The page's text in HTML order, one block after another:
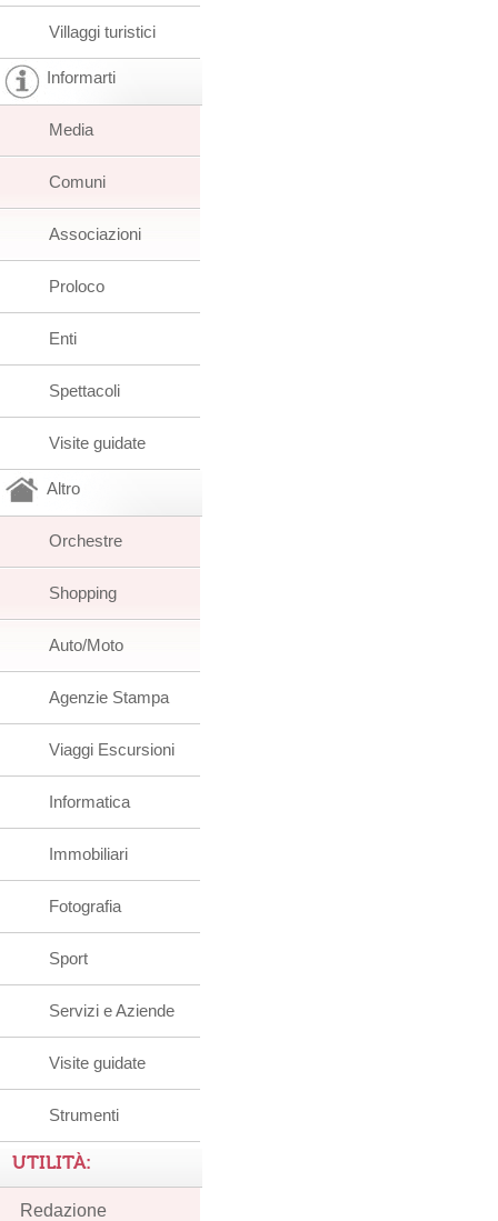
Villaggi turistici
Informarti
Media
Comuni
Associazioni
Proloco
Enti
Spettacoli
Visite guidate
Altro
Orchestre
Shopping
Auto/Moto
Agenzie Stampa
Viaggi Escursioni
Informatica
Immobiliari
Fotografia
Sport
Servizi e Aziende
Visite guidate
Strumenti
UTILITÀ:
Redazione